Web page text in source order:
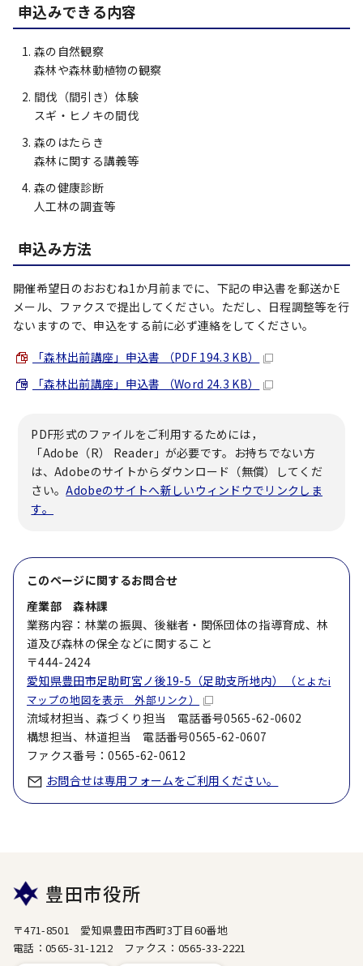
申込みできる内容
森の自然観察
森林や森林動植物の観察
間伐（間引き）体験
スギ・ヒノキの間伐
森のはたらき
森林に関する講義等
森の健康診断
人工林の調査等
申込み方法
開催希望日のおおむね1か月前までに、下記の申込書を郵送かE
メール、ファクスで提出してください。ただし、日程調整等を行
ないますので、申込をする前に必ず連絡をしてください。
「森林出前講座」申込書 （PDF 194.3 KB）
「森林出前講座」申込書 （Word 24.3 KB）
PDF形式のファイルをご利用するためには，
「Adobe（R） Reader」が必要です。お持ちでない方
は、Adobeのサイトからダウンロード（無償）してくだ
さい。Adobeのサイトへ新しいウィンドウでリンクしま
す。
このページに関するお問合せ
産業部 森林課
業務内容：林業の振興、後継者・関係団体の指導育成、林
道及び森林の保全などに関すること
〒444-2424
愛知県豊田市足助町宮ノ後19-5（足助支所地内）（とよたi
マップの地図を表示 外部リンク）
流域材担当、森づくり担当 電話番号0565-62-0602
構想担当、林道担当 電話番号0565-62-0607
ファクス番号：0565-62-0612
お問合せは専用フォームをご利用ください。
豊田市役所
〒471-8501 愛知県豊田市西町3丁目60番地
電話：0565-31-1212 ファクス：0565-33-2221